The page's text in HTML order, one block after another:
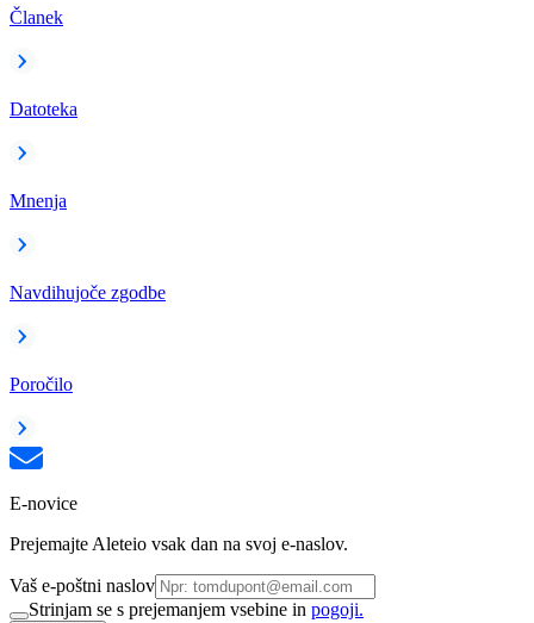
Članek
Datoteka
Mnenja
Navdihujoče zgodbe
Poročilo
E-novice
Prejemajte Aleteio vsak dan na svoj e-naslov.
Vaš e-poštni naslov
Strinjam se s prejemanjem vsebine in pogoji.